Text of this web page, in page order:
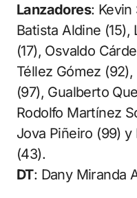
Lanzadores: Kevin
Batista Aldine
(17), Osvaldo
Téllez Gómez
(97), Gualberto
Rodolfo Martínez
Jova Piñeiro (99)
(43).
DT: Dany Miranda